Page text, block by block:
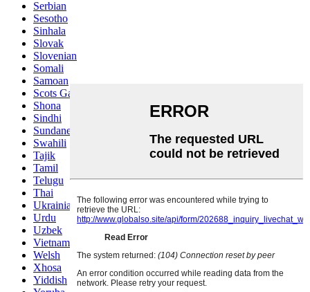
Serbian
Sesotho
Sinhala
Slovak
Slovenian
Somali
Samoan
Scots Gaelic
Shona
Sindhi
Sundanese
Swahili
Tajik
Tamil
Telugu
Thai
Ukrainian
Urdu
Uzbek
Vietnamese
Welsh
Xhosa
Yiddish